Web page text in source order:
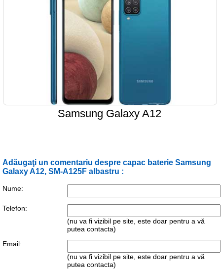
Samsung Galaxy A12
Adăugaţi un comentariu despre capac baterie Samsung
Galaxy A12, SM-A125F albastru :
Nume:
Telefon:
(nu va fi vizibil pe site, este doar pentru a vă
putea contacta)
Email:
(nu va fi vizibil pe site, este doar pentru a vă
putea contacta)